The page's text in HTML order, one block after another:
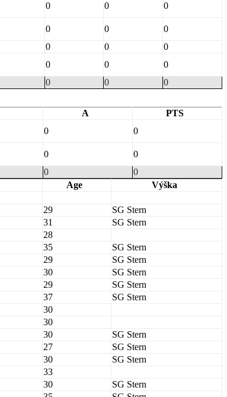
0 0
0
0 0
0
0 0
0
0 0
0
0 0 0
A
PTS
0
0
0
0
0
0
Age
Výška
29
SG Stern
31
SG Stern
28
35
SG Stern
29
SG Stern
30
SG Stern
29
SG Stern
37
SG Stern
30
30
30
SG Stern
27
SG Stern
30
SG Stern
33
30
SG Stern